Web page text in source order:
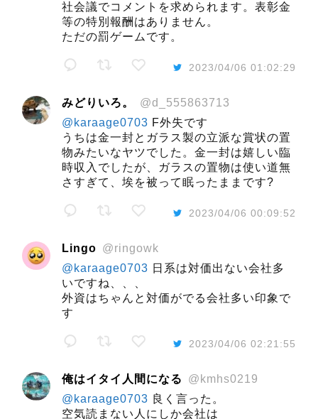
社会議でコメントを求められます。表彰金
等の特別報酬はありません。
ただの罰ゲームです。
2023/04/06 01:02:29
みどりいろ。
@d_555863713
@karaage0703 F外失です
うちは金一封とガラス製の立派な賞状の置
物みたいなヤツでした。金一封は嬉しい臨
時収入でしたが、ガラスの置物は使い道無
さすぎて、埃を被って眠ったままです?
2023/04/06 00:09:52
Lingo @ringowk
@karaage0703 日系は対価出ない会社多
いですね、、、
外資はちゃんと対価がでる会社多い印象で
す
2023/04/06 02:21:55
俺はイタイ人間になる
@kmhs0219
@karaage0703 良く言った。
空気読まない人にしか会社は